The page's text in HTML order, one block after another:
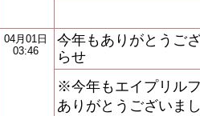
04月01日
03:46
今年もありがとうご
らせ
※今年もエイプリル
ありがとうございま